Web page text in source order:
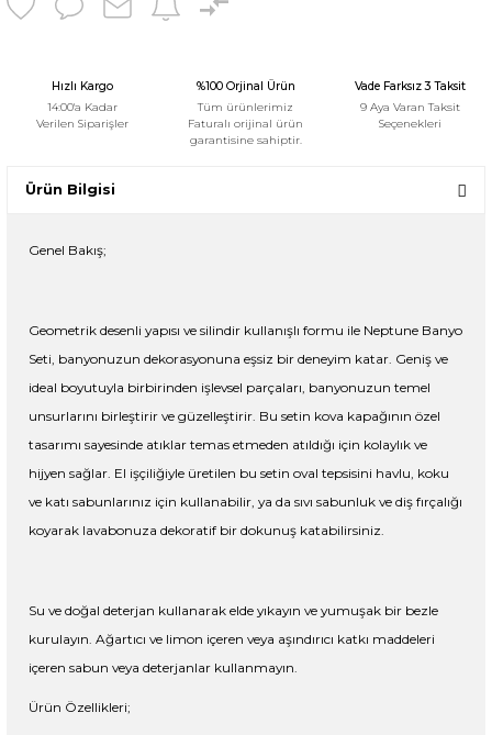
Hızlı Kargo
14:00'a Kadar
Verilen Siparişler
%100 Orjinal Ürün
Tüm ürünlerimiz
Faturalı orijinal ürün
garantisine sahiptir.
Vade Farksız 3 Taksit
9 Aya Varan Taksit
Seçenekleri
Ürün Bilgisi
Genel Bakış;
Geometrik desenli yapısı ve silindir kullanışlı formu ile Neptune Banyo
Seti, banyonuzun dekorasyonuna eşsiz bir deneyim katar. Geniş ve
ideal boyutuyla birbirinden işlevsel parçaları, banyonuzun temel
unsurlarını birleştirir ve güzelleştirir. Bu setin kova kapağının özel
tasarımı sayesinde atıklar temas etmeden atıldığı için kolaylık ve
hijyen sağlar. El işçiliğiyle üretilen bu setin oval tepsisini havlu, koku
ve katı sabunlarınız için kullanabilir, ya da sıvı sabunluk ve diş fırçalığı
koyarak lavabonuza dekoratif bir dokunuş katabilirsiniz.
Su ve doğal deterjan kullanarak elde yıkayın ve yumuşak bir bezle
kurulayın. Ağartıcı ve limon içeren veya aşındırıcı katkı maddeleri
içeren sabun veya deterjanlar kullanmayın.
Ürün Özellikleri;